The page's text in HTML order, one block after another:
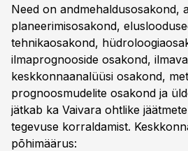
Need on andmehaldusosakond,
planeerimisosakond,
tehnikaosakond,
ilmaprognooside osakond,
keskkonnaanalüüsi osakond,
prognoosmudelite osakond ja
jätkab ka Vaivara ohtlike
tegevuse korraldamist.
põhimäärus: